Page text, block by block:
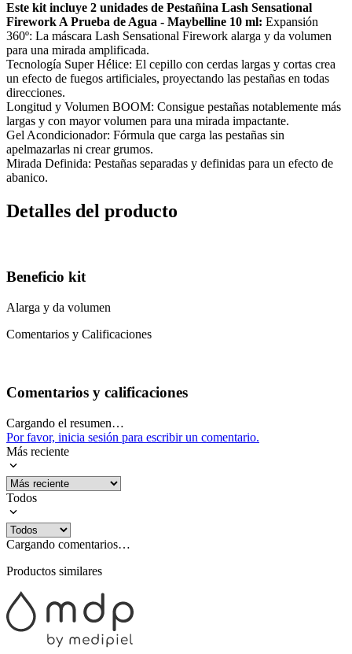
Este kit incluye 2 unidades de Pestañina Lash Sensational
Firework A Prueba de Agua - Maybelline 10 ml: Expansión
360º: La máscara Lash Sensational Firework alarga y da volumen
para una mirada amplificada.
Tecnología Super Hélice: El cepillo con cerdas largas y cortas crea
un efecto de fuegos artificiales, proyectando las pestañas en todas
direcciones.
Longitud y Volumen BOOM: Consigue pestañas notablemente más
largas y con mayor volumen para una mirada impactante.
Gel Acondicionador: Fórmula que carga las pestañas sin
apelmazarlas ni crear grumos.
Mirada Definida: Pestañas separadas y definidas para un efecto de
abanico.
Detalles del producto
Beneficio kit
Alarga y da volumen
Comentarios y Calificaciones
Comentarios y calificaciones
Cargando el resumen…
Por favor, inicia sesión para escribir un comentario.
Más reciente
Todos
Cargando comentarios…
Productos similares